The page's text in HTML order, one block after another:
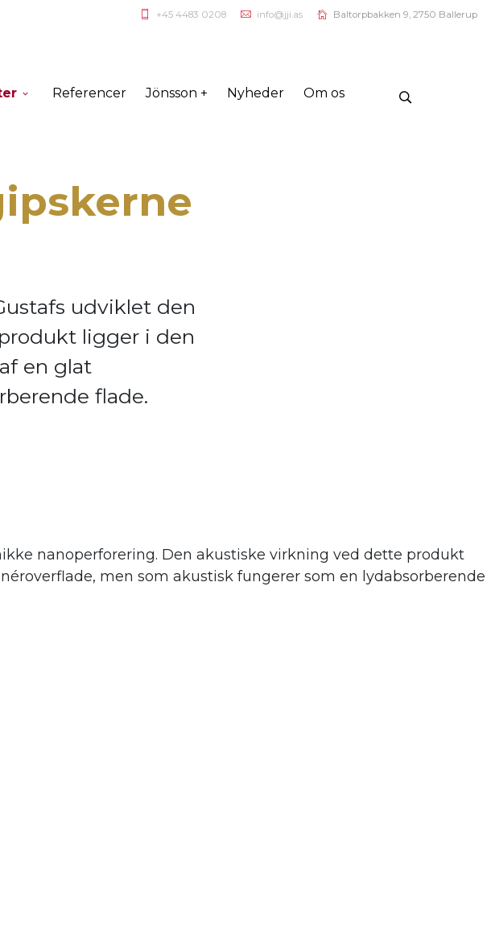
+45 4483 0208 info@jji.as Baltorpbakken 9, 2750 Ballerup
Referencer Jönsson + Nyheder Om os
udviklet den
ligger i den
en glat
flade.
nanoperforering. Den akustiske virkning ved dette produkt
men som akustisk fungerer som en lydabsorberende